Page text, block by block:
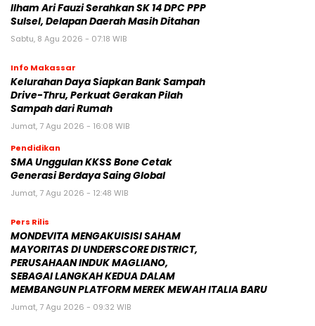
Ilham Ari Fauzi Serahkan SK 14 DPC PPP
Sulsel, Delapan Daerah Masih Ditahan
Sabtu, 8 Agu 2026 - 07:18 WIB
Info Makassar
Kelurahan Daya Siapkan Bank Sampah
Drive-Thru, Perkuat Gerakan Pilah
Sampah dari Rumah
Jumat, 7 Agu 2026 - 16:08 WIB
Pendidikan
SMA Unggulan KKSS Bone Cetak
Generasi Berdaya Saing Global
Jumat, 7 Agu 2026 - 12:48 WIB
Pers Rilis
MONDEVITA MENGAKUISISI SAHAM
MAYORITAS DI UNDERSCORE DISTRICT,
PERUSAHAAN INDUK MAGLIANO,
SEBAGAI LANGKAH KEDUA DALAM
MEMBANGUN PLATFORM MEREK MEWAH ITALIA BARU
Jumat, 7 Agu 2026 - 09:32 WIB